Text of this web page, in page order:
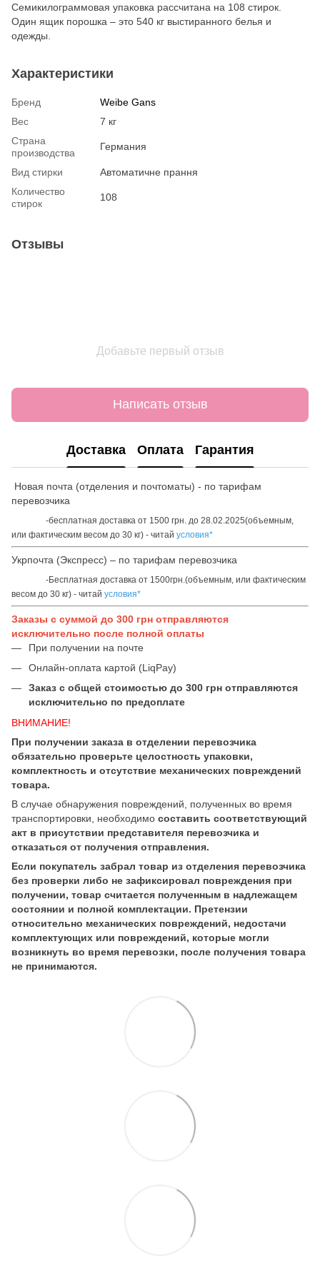
Семикилограммовая упаковка рассчитана на 108 стирок.
Один ящик порошка – это 540 кг выстиранного белья и
одежды.
Характеристики
Бренд
Weibe Gans
Вес
7 кг
Страна
производства
Германия
Вид стирки
Автоматичне прання
Количество
стирок
108
Отзывы
Добавьте первый отзыв
Написать отзыв
Доставка Оплата Гарантия
Новая почта (отделения и почтоматы) - по тарифам
перевозчика
-бесплатная доставка от 1500 грн. до 28.02.2025(объемным,
или фактическим весом до 30 кг) - читай условия*
Укрпочта (Экспресс) – по тарифам перевозчика
-Бесплатная доставка от 1500грн.(объемным, или фактическим
весом до 30 кг) - читай условия*
Заказы с суммой до 300 грн отправляются
исключительно после полной оплаты
При получении на почте
Онлайн-оплата картой (LiqPay)
Заказ с общей стоимостью до 300 грн отправляются
исключительно по предоплате
ВНИМАНИЕ!
При получении заказа в отделении перевозчика
обязательно проверьте целостность упаковки,
комплектность и отсутствие механических повреждений
товара.
В случае обнаружения повреждений, полученных во время
транспортировки, необходимо составить соответствующий
акт в присутствии представителя перевозчика и
отказаться от получения отправления.
Если покупатель забрал товар из отделения перевозчика
без проверки либо не зафиксировал повреждения при
получении, товар считается полученным в надлежащем
состоянии и полной комплектации. Претензии
относительно механических повреждений, недостачи
комплектующих или повреждений, которые могли
возникнуть во время перевозки, после получения товара
не принимаются.